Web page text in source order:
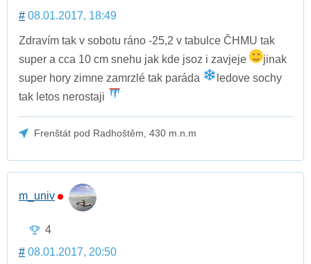
# 08.01.2017, 18:49
Zdravím tak v sobotu ráno -25,2 v tabulce ČHMU tak
super a cca 10 cm snehu jak kde jsoz i zavjeje
jinak
super hory zimne zamrzlé tak paráda
ledove sochy
tak letos nerostaji
Frenštát pod Radhoštěm, 430 m.n.m
m_univ
4
# 08.01.2017, 20:50